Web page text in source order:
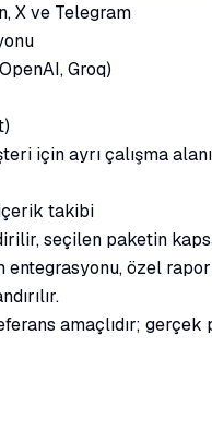
X ve Telegram
Groq)
için ayrı çalışma alanı
takibi
seçilen paketin
entegrasyonu, özel
amaçlıdır;